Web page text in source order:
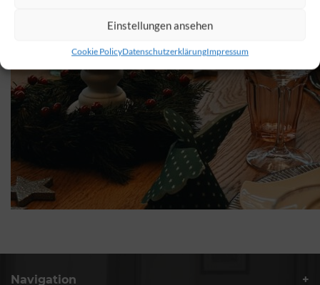
Einstellungen ansehen
Cookie PolicyDatenschutzerklärungImpressum
Navigation